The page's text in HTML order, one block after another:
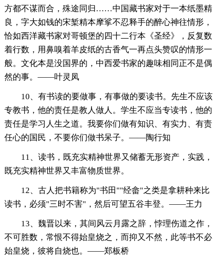
方都不谋而合，殊途同归……中国藏书家对于一本纸墨精
良，字大如钱的宋椠精本摩挲不忍释手的醉心神往情形，
恰如西洋藏书家对哥顿堡的四十二行本《圣经》，反复数
着行数，用鼻嗅着羊皮纸的古香气一再点头赞叹的情形一
般。文化本是没国界的，中西爱书家的趣味相同正不是偶
然的事。——叶灵凤
10、有书读的要做事，有事做的要读书。先生不应该
专教书，他的责任是教人做人。学生不应当专读书，他的
责任是学习人生之道。我要你们做有知识、有实力、有责
任心的国民，不要你们做书呆子。——陶行知
11、读书，既充实精神世界又储蓄无形资产，实践，
既充实精神世界又丰富物质世界。
12、古人把书籍称为"书田""经畲"之类是拿耕种来比
读书，必须"三时不害"，然后可望五谷丰登。——王力
13、魏晋以来，其间风云月露之辞，悖理伤道之作，
不可胜数，常恨不得始皇烧之，而抑又不然，此等书不必
始皇烧，彼将自烧也。——郑板桥